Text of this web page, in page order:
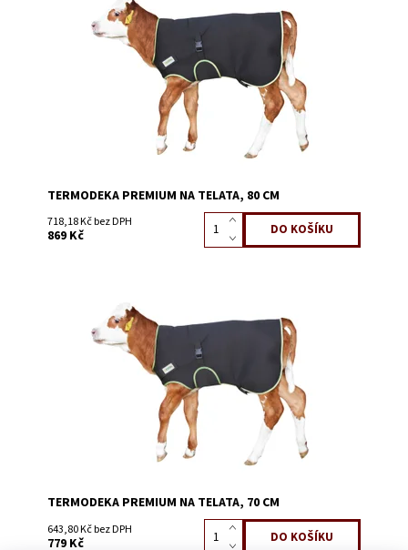
Dostupnost:
Skladem 19
3089G
TERMODEKA PREMIUM NA TELATA, 80 CM
718,18 Kč bez DPH
869 Kč
Dostupnost:
Skladem 2
3089F
TERMODEKA PREMIUM NA TELATA, 70 CM
643,80 Kč bez DPH
779 Kč